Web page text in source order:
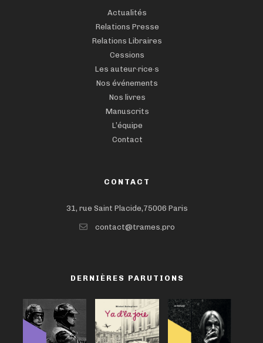
Actualités
Relations Presse
Relations Libraires
Cessions
Les auteur·rice·s
Nos événements
Nos livres
Manuscrits
L’équipe
Contact
CONTACT
31, rue Saint Placide,75006 Paris
contact@trames.pro
DERNIÈRES PARUTIONS